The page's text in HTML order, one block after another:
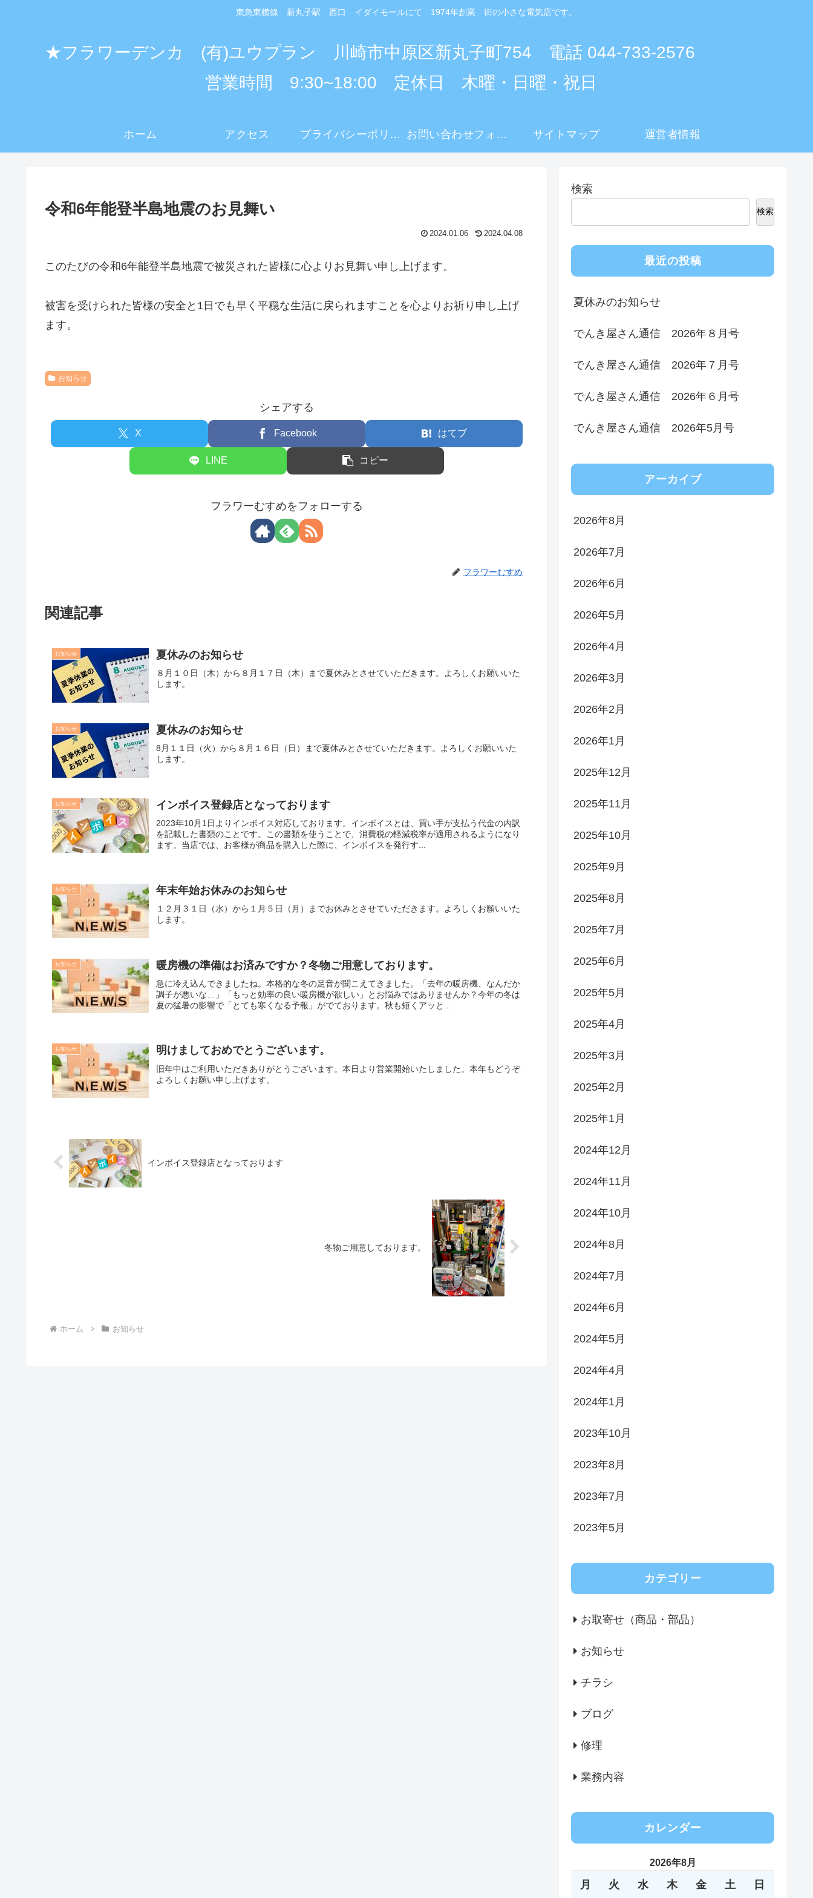
東急東横線 新丸子駅 西口 イダイモールにて 1974年創業 街の小さな電気店です。
★フラワーデンカ (有)ユウプラン 川崎市中原区新丸子町754 電話 044-733-2576
営業時間 9:30~18:00 定休日 木曜・日曜・祝日
ホーム アクセス プライバシーポリシー お問い合わせフォーム サイトマップ 運営者情報
令和6年能登半島地震のお見舞い
2024.01.06 2024.04.08
このたびの令和6年能登半島地震で被災された皆様に心よりお見舞い申し上げます。
被害を受けられた皆様の安全と1日でも早く平穏な生活に戻られますことを心よりお祈り申し上げ
ます。
お知らせ
シェアする
X Facebook はてブ
LINE コピー
フラワーむすめをフォローする
フラワーむすめ
関連記事
お知らせ 夏休みのお知らせ
８月１０日（木）から８月１７日（木）まで夏休みとさせていただきます。よろしくお願いいた
します。
お知らせ 夏休みのお知らせ
8月１１日（火）から８月１６日（日）まで夏休みとさせていただきます。よろしくお願いいた
します。
お知らせ インボイス登録店となっております
2023年10月1日よりインボイス対応しております。インボイスとは、買い手が支払う代金の内訳
を記載した書類のことです。この書類を使うことで、消費税の軽減税率が適用されるようになり
ます。当店では、お客様が商品を購入した際に、インボイスを発行す...
お知らせ 年末年始お休みのお知らせ
１２月３１日（水）から１月５日（月）までお休みとさせていただきます。よろしくお願いいた
します。
お知らせ 暖房機の準備はお済みですか？冬物ご用意しております。
急に冷え込んできましたね。本格的な冬の足音が聞こえてきました。「去年の暖房機、なんだか
調子が悪いな…」「もっと効率の良い暖房機が欲しい」とお悩みではありませんか？今年の冬は
夏の猛暑の影響で「とても寒くなる予報」がでております。秋も短くアッと...
お知らせ 明けましておめでとうございます。
旧年中はご利用いただきありがとうございます。本日より営業開始いたしました。本年もどうぞ
よろしくお願い申し上げます。
インボイス登録店となっております
冬物ご用意しております。
ホーム お知らせ
検索
検索
最近の投稿
夏休みのお知らせ
でんき屋さん通信 2026年８月号
でんき屋さん通信 2026年７月号
でんき屋さん通信 2026年６月号
でんき屋さん通信 2026年5月号
アーカイブ
2026年8月
2026年7月
2026年6月
2026年5月
2026年4月
2026年3月
2026年2月
2026年1月
2025年12月
2025年11月
2025年10月
2025年9月
2025年8月
2025年7月
2025年6月
2025年5月
2025年4月
2025年3月
2025年2月
2025年1月
2024年12月
2024年11月
2024年10月
2024年8月
2024年7月
2024年6月
2024年5月
2024年4月
2024年1月
2023年10月
2023年8月
2023年7月
2023年5月
カテゴリー
お取寄せ（商品・部品）
お知らせ
チラシ
ブログ
修理
業務内容
カレンダー
2026年8月
月 火 水 木 金 土 日